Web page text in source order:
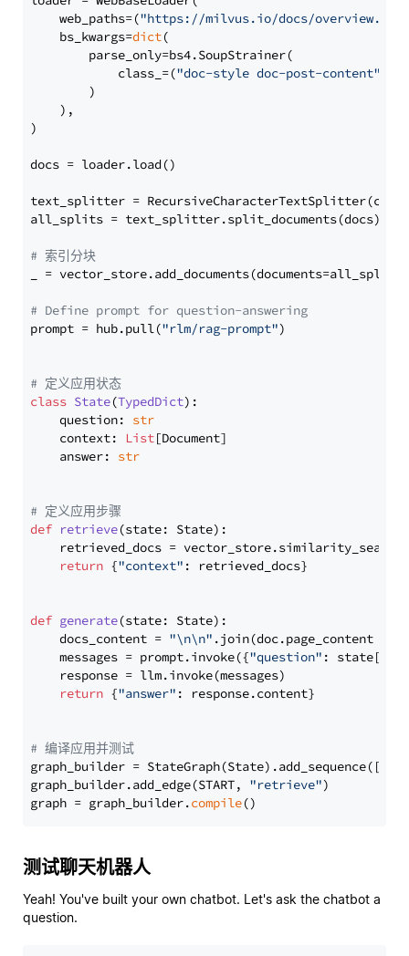
    web_paths=(
"https://milvus.io/docs/overview.md"
    bs_kwargs=
dict(
        parse_only=bs4.SoupStrainer(
            class_=(
"doc-style doc-post-content"
        )
    ),
)
docs = loader.load()
text_splitter =
all_splits = text_splitter.split_documents(docs)
# 索引分块
_ = vector_store.add_documents(documents=all_splits)
# Define prompt for question-answering
prompt = hub.pull("rlm/rag-prompt")
# 定义应用状态
class State(TypedDict):
    question:
str
    context:
List[Document]
    answer:
str
# 定义应用步骤
def retrieve(state: State):
retrieved_docs =
return {"context" : retrieved_docs}
def generate(state: State):
    docs_content =
"\n\n" .join(doc.page_content
    messages = prompt.invoke({
"question" : state[
    response = llm.invoke(messages)
return {"answer" : response.content}
# 编译应用并测试
graph_builder =
graph_builder.add_edge(START, "retrieve")
graph = graph_builder.compile
测试聊天机器人
Yeah! You've built your own chatbot. Let's ask the chatbot a
question.